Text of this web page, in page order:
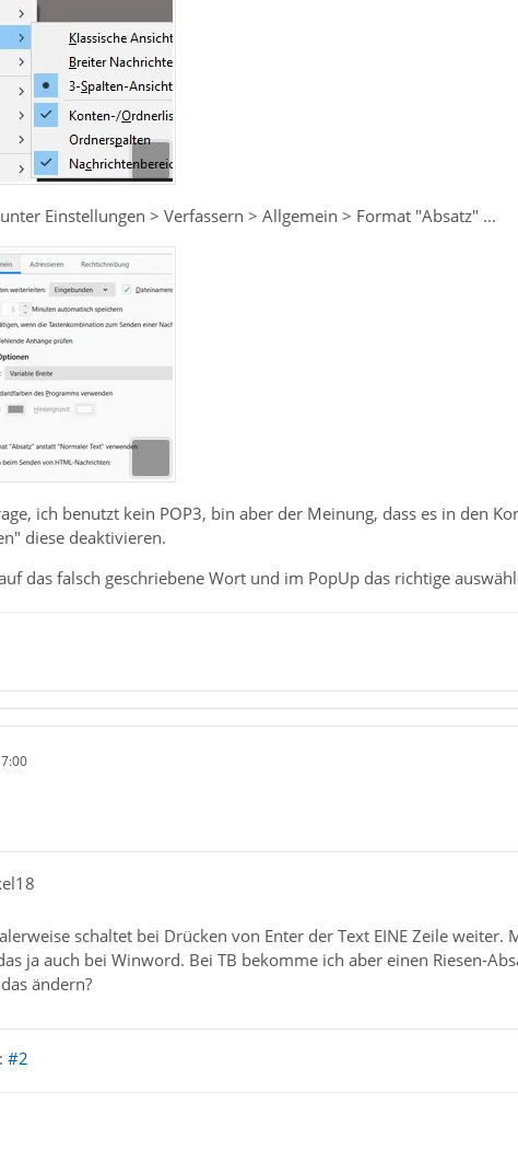
Einstellungen > Verfassern > Allgemein > Format "Absatz" ...
ich benutzt kein POP3, bin aber der Meinung, dass es in den
diese deaktivieren.
das falsch geschriebene Wort und im PopUp das richtige
schaltet bei Drücken von Enter der Text EINE Zeile weiter.
ja auch bei Winword. Bei TB bekomme ich aber einen Riesen-
ändern?
#2